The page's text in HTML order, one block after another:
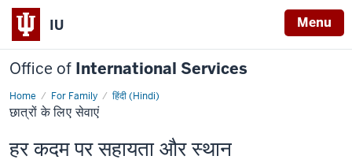
IU Menu
Office of International Services
Home For Family
हिंदी (Hindi)
छात्रों
के
छात्रों के लिए सेवाएं
हर कदम पर सहायता और स्थान